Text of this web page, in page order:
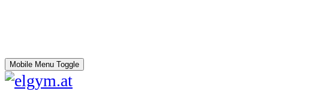
Mobile Menu Toggle